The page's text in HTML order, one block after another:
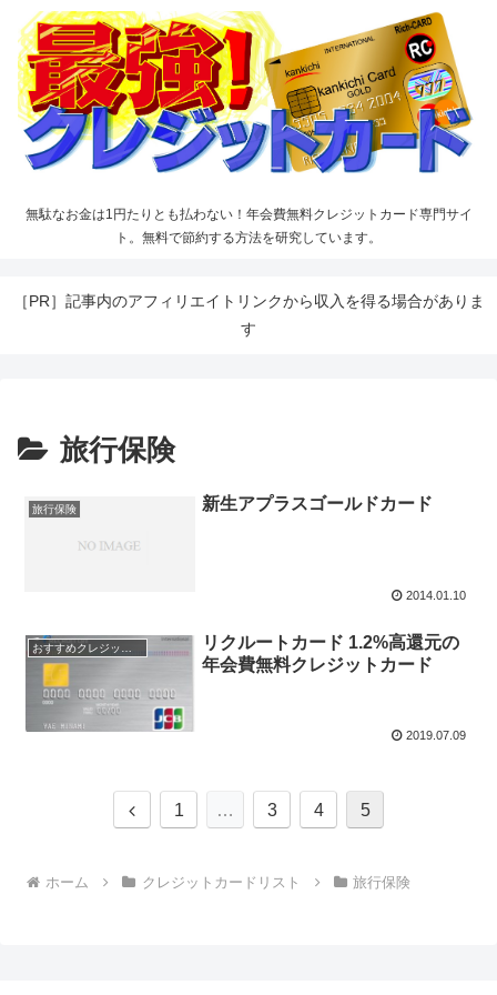
無駄なお金は1円たりとも払わない！年会費無料クレジットカード専門サイ
ト。無料で節約する方法を研究しています。
［PR］記事内のアフィリエイトリンクから収入を得る場合がありま
す
旅行保険
旅行保険 新生アプラスゴールドカード
2014.01.10
おすすめクレジットカード！
リクルートカード 1.2%高還元の
年会費無料クレジットカード
2019.07.09
前
1 … 3 4 5
ホーム クレジットカードリスト 旅行保険